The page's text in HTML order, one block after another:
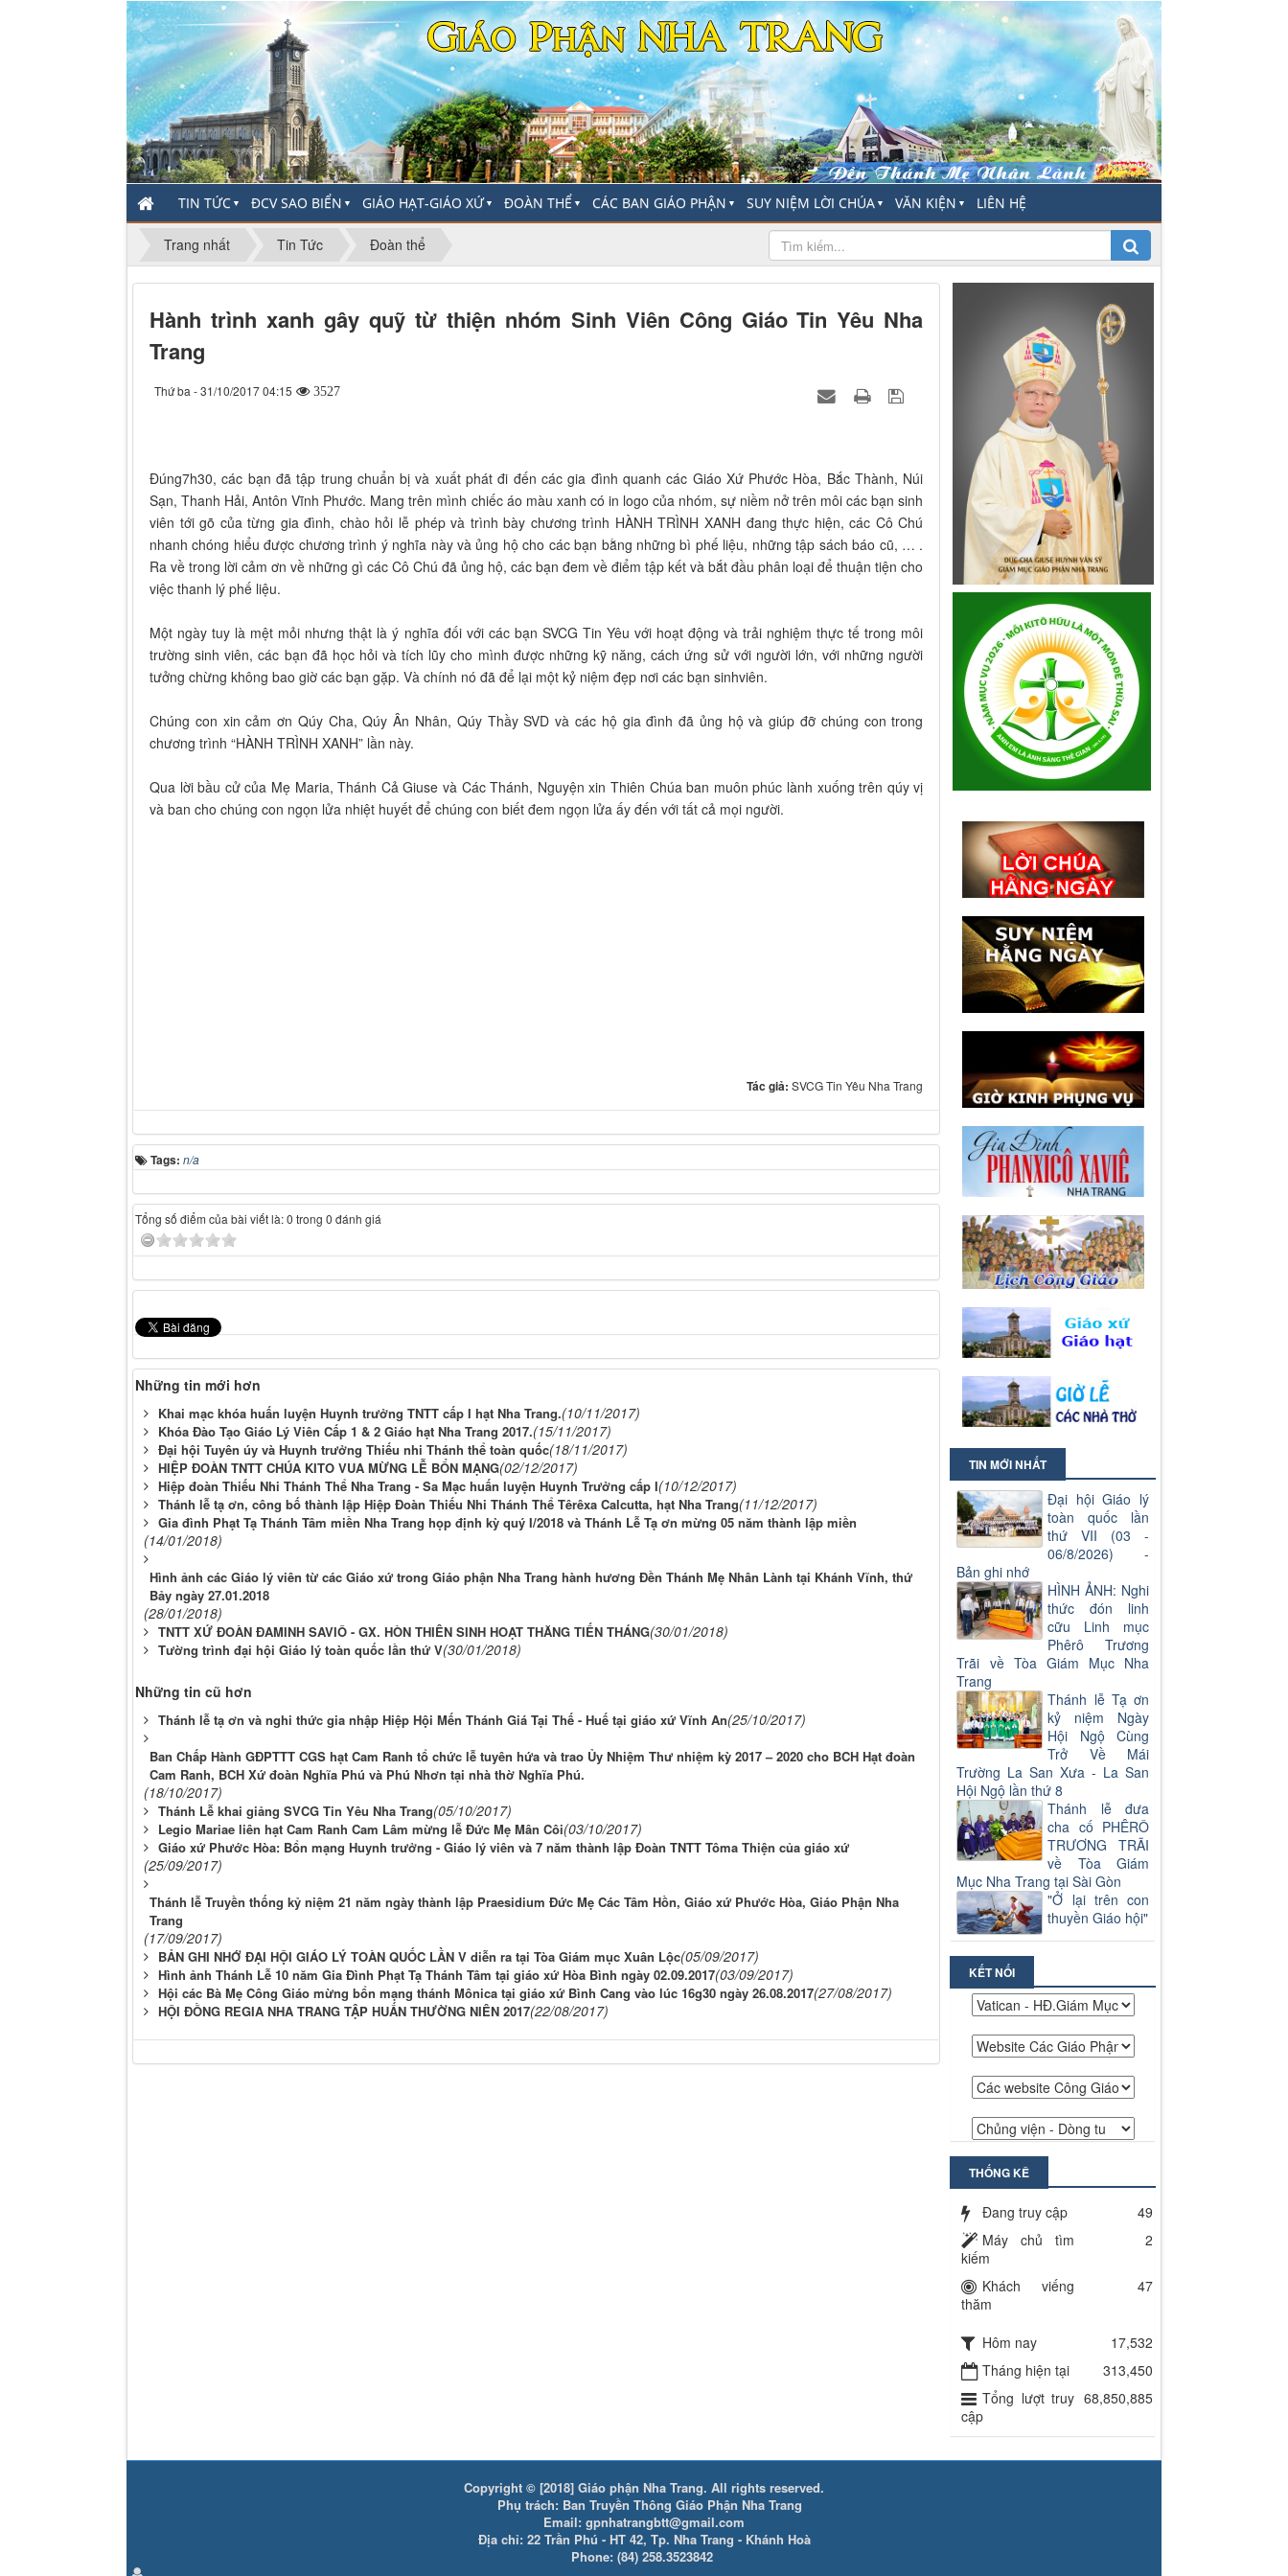
TIN TỨC ▼ ĐCV SAO BIỂN ▼ GIÁO HẠT-GIÁO XỨ▼ ĐOÀN THỂ ▼ CÁC BAN GIÁO PHẬN ▼ SUY NIỆM LỜI CHÚA ▼ VĂN KIỆN ▼ LIÊN HỆ
Trang nhất Tin Tức Đoàn thể
Hành trình xanh gây quỹ từ thiện nhóm Sinh Viên Công Giáo Tin Yêu Nha
Trang
Thứ ba - 31/10/2017 04:15 3527
Đúng7h30, các bạn đã tập trung chuẩn bị và xuất phát đi đến các gia đình quanh các Giáo Xứ Phước Hòa, Bắc Thành, Núi
Sạn, Thanh Hải, Antôn Vĩnh Phước. Mang trên mình chiếc áo màu xanh có in logo của nhóm, sự niềm nở trên môi các bạn sinh
viên tới gõ của từng gia đình, chào hỏi lễ phép và trình bày chương trình HÀNH TRÌNH XANH đang thực hiện, các Cô Chú
nhanh chóng hiểu được chương trình ý nghĩa này và ủng hộ cho các bạn bằng những bì phế liệu, những tập sách báo cũ, … .
Ra về trong lời cảm ơn về những gì các Cô Chú đã ủng hộ, các bạn đem về điểm tập kết và bắt đầu phân loại để thuận tiện cho
việc thanh lý phế liệu.
Một ngày tuy là mệt mỏi nhưng thật là ý nghĩa đối với các bạn SVCG Tin Yêu với hoạt động và trải nghiệm thực tế trong môi
trường sinh viên, các bạn đã học hỏi và tích lũy cho mình được những kỹ năng, cách ứng sử với người lớn, với những người
tưởng chừng không bao giờ các bạn gặp. Và chính nó đã để lại một kỷ niệm đẹp nơi các bạn sinhviên.
Chúng con xin cảm ơn Qúy Cha, Qúy Ân Nhân, Qúy Thầy SVD và các hộ gia đình đã ủng hộ và giúp đỡ chúng con trong
chương trình “HÀNH TRÌNH XANH” lần này.
Qua lời bầu cử của Mẹ Maria, Thánh Cả Giuse và Các Thánh, Nguyện xin Thiên Chúa ban muôn phúc lành xuống trên qúy vị
và ban cho chúng con ngọn lửa nhiệt huyết để chúng con biết đem ngọn lửa ấy đến với tất cả mọi người.
Tác giả:SVCG Tin Yêu Nha Trang
Tags: n/a
Tổng số điểm của bài viết là: 0 trong 0 đánh giá
Những tin mới hơn
Khai mạc khóa huấn luyện Huynh trưởng TNTT cấp I hạt Nha Trang.(10/11/2017)
Khóa Đào Tạo Giáo Lý Viên Cấp 1 & 2 Giáo hạt Nha Trang 2017.(15/11/2017)
Đại hội Tuyên úy và Huynh trưởng Thiếu nhi Thánh thể toàn quốc(18/11/2017)
HIỆP ĐOÀN TNTT CHÚA KITO VUA MỪNG LỄ BỔN MẠNG(02/12/2017)
Hiệp đoàn Thiếu Nhi Thánh Thể Nha Trang - Sa Mạc huấn luyện Huynh Trưởng cấp I(10/12/2017)
Thánh lễ tạ ơn, công bố thành lập Hiệp Đoàn Thiếu Nhi Thánh Thể Têrêxa Calcutta, hạt Nha Trang(11/12/2017)
Gia đình Phạt Tạ Thánh Tâm miền Nha Trang họp định kỳ quý I/2018 và Thánh Lễ Tạ ơn mừng 05 năm thành lập miền
(14/01/2018)
Hình ảnh các Giáo lý viên từ các Giáo xứ trong Giáo phận Nha Trang hành hương Đền Thánh Mẹ Nhân Lành tại Khánh Vĩnh, thứ
Bảy ngày 27.01.2018
(28/01/2018)
TNTT XỨ ĐOÀN ĐAMINH SAVIÔ - GX. HÒN THIÊN SINH HOẠT THĂNG TIẾN THÁNG(30/01/2018)
Tường trình đại hội Giáo lý toàn quốc lần thứ V(30/01/2018)
Những tin cũ hơn
Thánh lễ tạ ơn và nghi thức gia nhập Hiệp Hội Mến Thánh Giá Tại Thế - Huế tại giáo xứ Vĩnh An(25/10/2017)
Ban Chấp Hành GĐPTTT CGS hạt Cam Ranh tổ chức lễ tuyên hứa và trao Ủy Nhiệm Thư nhiệm kỳ 2017 – 2020 cho BCH Hạt đoàn
Cam Ranh, BCH Xứ đoàn Nghĩa Phú và Phú Nhơn tại nhà thờ Nghĩa Phú.
(18/10/2017)
Thánh Lễ khai giảng SVCG Tin Yêu Nha Trang(05/10/2017)
Legio Mariae liên hạt Cam Ranh Cam Lâm mừng lễ Đức Mẹ Mân Côi(03/10/2017)
Giáo xứ Phước Hòa: Bổn mạng Huynh trưởng - Giáo lý viên và 7 năm thành lập Đoàn TNTT Tôma Thiện của giáo xứ
(25/09/2017)
Thánh lễ Truyền thống kỷ niệm 21 năm ngày thành lập Praesidium Đức Mẹ Các Tâm Hồn, Giáo xứ Phước Hòa, Giáo Phận Nha
Trang
(17/09/2017)
BẢN GHI NHỚ ĐẠI HỘI GIÁO LÝ TOÀN QUỐC LẦN V diễn ra tại Tòa Giám mục Xuân Lộc(05/09/2017)
Hình ảnh Thánh Lễ 10 năm Gia Đình Phạt Tạ Thánh Tâm tại giáo xứ Hòa Bình ngày 02.09.2017(03/09/2017)
Hội các Bà Mẹ Công Giáo mừng bổn mạng thánh Mônica tại giáo xứ Bình Cang vào lúc 16g30 ngày 26.08.2017(27/08/2017)
HỘI ĐỒNG REGIA NHA TRANG TẬP HUẤN THƯỜNG NIÊN 2017(22/08/2017)
TIN MỚI NHẤT
Đại hội Giáo lý
toàn quốc lần
thứ VII (03 -
06/8/2026) -
Bản ghi nhớ
HÌNH ẢNH: Nghi
thức đón linh
cữu Linh mục
Phêrô Trương
Trãi về Tòa Giám Mục Nha
Trang
Thánh lễ Tạ ơn
kỷ niệm Ngày
Hội Ngộ Cùng
Trở Về Mái
Trường La San Xưa - La San
Hội Ngộ lần thứ 8
Thánh lễ đưa
cha cố PHÊRÔ
TRƯƠNG TRÃI
về Tòa Giám
Mục Nha Trang tại Sài Gòn
"Ở lại trên con
thuyền Giáo hội"
KẾT NỐI
THỐNG KÊ
Đang truy cập
49
Máy chủ tìm
kiếm
2
Khách viếng
thăm
47
Hôm nay
17,532
Tháng hiện tại
313,450
Tổng lượt truy
cập
68,850,885
Copyright © [2018] Giáo phận Nha Trang. All rights reserved.
Phụ trách: Ban Truyền Thông Giáo Phận Nha Trang
Email: gpnhatrangbtt@gmail.com
Địa chỉ: 22 Trần Phú - HT 42, Tp. Nha Trang - Khánh Hoà
Phone: (84) 258.3523842